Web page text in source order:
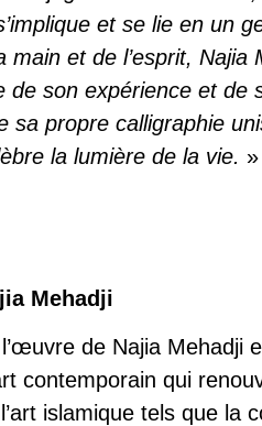
et se lie en un
main et de l’esprit, Najia
de son expérience et de
sa propre calligraphie
la lumière de la vie. »
Mehadji
de Najia Mehadji
contemporain qui
islamique tels que la